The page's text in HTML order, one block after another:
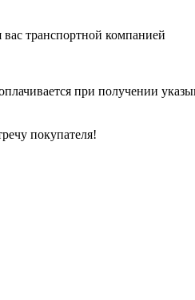
транспортной компанией
при получении
покупателя!